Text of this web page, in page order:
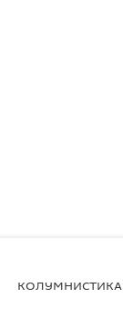
КОЛУМНИСТИКА